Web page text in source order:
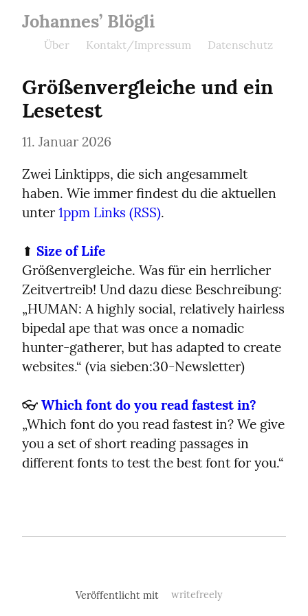
Johannes’ Blögli
Über Kontakt/Impressum Datenschutz
Größenvergleiche und ein
Lesetest
11. Januar 2026
Zwei Linktipps, die sich angesammelt
haben. Wie immer findest du die aktuellen
unter 1ppm Links (RSS).
⬆️ Size of Life
Größenvergleiche. Was für ein herrlicher
Zeitvertreib! Und dazu diese Beschreibung:
„HUMAN: A highly social, relatively hairless
bipedal ape that was once a nomadic
hunter-gatherer, but has adapted to create
websites.“ (via sieben:30-Newsletter)
👓 Which font do you read fastest in?
„Which font do you read fastest in? We give
you a set of short reading passages in
different fonts to test the best font for you.“
Veröffentlicht mit writefreely